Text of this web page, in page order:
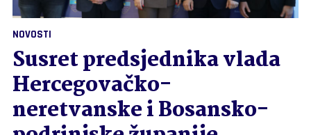
NOVOSTI
Susret predsjednika vlada
Hercegovačko-
neretvanske i Bosansko-